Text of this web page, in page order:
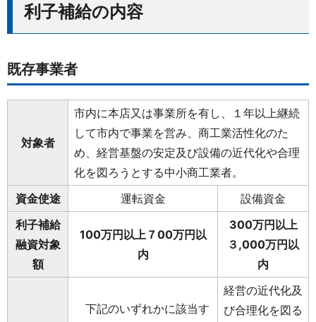
利子補給の内容
既存事業者
対象者
市内に本店又は事業所を有し、１年以上継続
して市内で事業を営み、商工業活性化のた
め、経営基盤の安定及び設備の近代化や合理
化を図ろうとする中小商工業者。
資金使途
運転資金
設備資金
利子補給
融資対象
額
100万円以上７00万円以
内
300万円以上
３,000万円以
内
下記のいずれかに該当す
経営の近代化及
び合理化を図る